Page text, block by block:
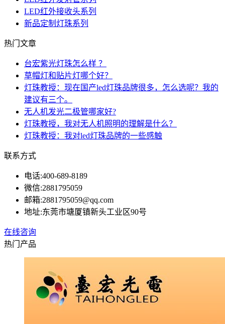
LED红外接收头系列
新品定制灯珠系列
热门文章
台宏紫光灯珠怎么样 ？
草帽灯和贴片灯哪个好？
灯珠教授：现在国产led灯珠品牌很多，怎么选呢？我的
建议有三个。
无人机发光二极管哪家好?
灯珠教授，我对无人机照明的理解是什么？
灯珠教授：我对led灯珠品牌的一些感触
联系方式
电话:400-689-8189
微信:2881795059
邮箱:2881795059@qq.com
地址:东莞市塘厦镇新头工业区90号
在线咨询
热门产品